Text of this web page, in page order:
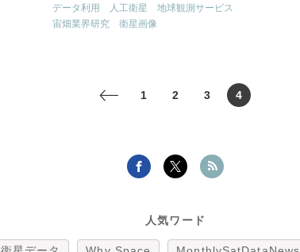
データ利用 人工衛星
地球観測サービス
宙畑業界研究
衛星画像
< 1 2 3 4
人気ワード